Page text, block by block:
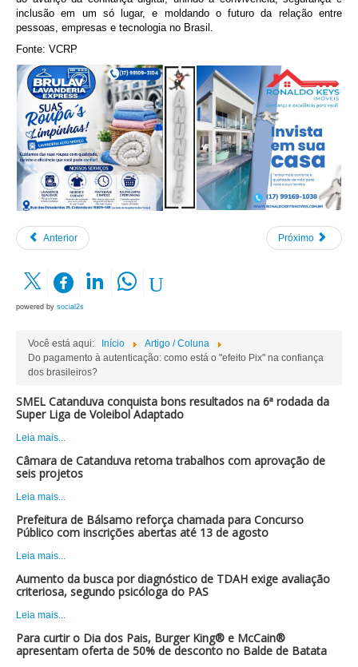
inclusão em um só lugar, e moldando o futuro da relação entre
pessoas, empresas e tecnologia no Brasil.
Fonte: VCRP
Anterior Próximo
powered by social2s
Você está aqui: Início
Artigo / Coluna
Do pagamento à autenticação: como está o "efeito Pix" na confiança
dos brasileiros?
SMEL Catanduva conquista bons resultados na 6ª rodada da
Super Liga de Voleibol Adaptado
Leia mais...
Câmara de Catanduva retoma trabalhos com aprovação de
seis projetos
Leia mais...
Prefeitura de Bálsamo reforça chamada para Concurso
Público com inscrições abertas até 13 de agosto
Leia mais...
Aumento da busca por diagnóstico de TDAH exige avaliação
criteriosa, segundo psicóloga do PAS
Leia mais...
Para curtir o Dia dos Pais, Burger King® e McCain®
apresentam oferta de 50% de desconto no Balde de Batata